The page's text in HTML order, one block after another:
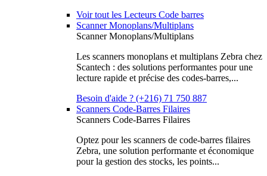
Voir tout les Lecteurs Code barres
Scanner Monoplans/Multiplans
Scanner Monoplans/Multiplans
Les scanners monoplans et multiplans Zebra chez
Scantech : des solutions performantes pour une
lecture rapide et précise des codes-barres,...
Besoin d'aide ? (+216) 71 750 887
Scanners Code-Barres Filaires
Scanners Code-Barres Filaires
Optez pour les scanners de code-barres filaires
Zebra, une solution performante et économique
pour la gestion des stocks, les points...